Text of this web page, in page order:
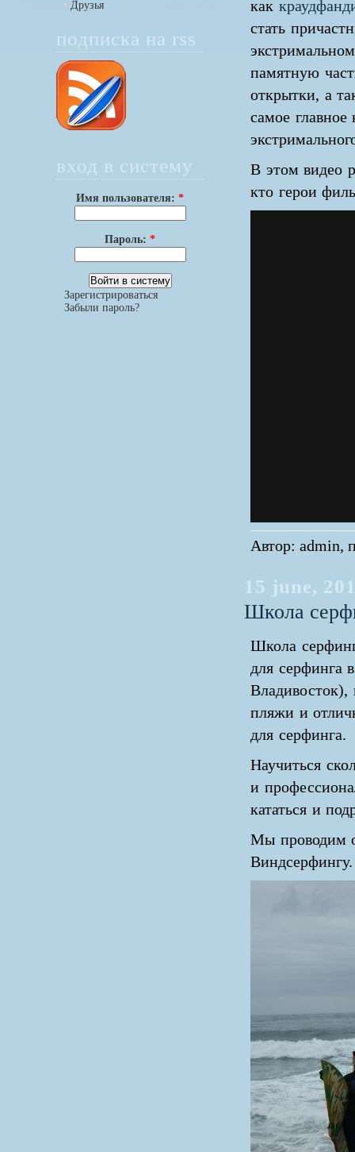
Друзья
подписка на rss
вход в систему
Имя пользователя:*
Пароль:*
Зарегистрироваться
Забыли пароль?
как
стать
памятную
открытки, а
самое главное
В этом видео
кто герои
Автор: admin,
15 june,
Школа
Школа
для серфинга
Владивосток),
пляжи и
для серфинга.
Научиться
и
кататься и
Мы проводим
Виндсерфингу.